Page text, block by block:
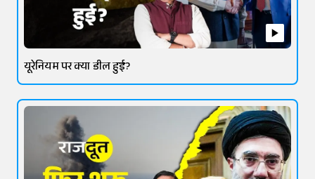
यूरेनियम पर क्या डील हुई?